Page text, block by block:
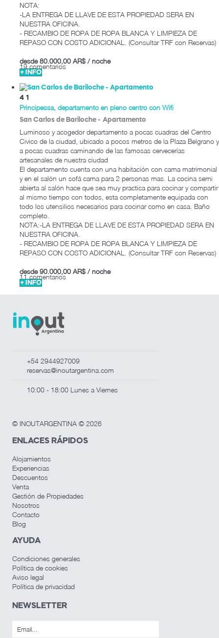
NOTA:
-LA ENTREGA DE LLAVE DE ESTA PROPIEDAD SERA EN
NUESTRA OFICINA.
- RECAMBIO DE ROPA DE ROPA BLANCA Y LIMPIEZA DE
REPASO CON COSTO ADICIONAL. (Consultar TRF con Reservas)
19 comentarios
desde 80.000,00 AR$ / noche
+ INFO
4 1
Principessa, departamento en pleno centro con Wifi
San Carlos de Bariloche - Apartamento
Luminoso y acogedor departamento a pocas cuadras del Centro
Civico de la ciudad, ubicado a pocos metros de la Plaza Belgrano y
a pocas cuadras caminando de las famosas cervecerías
artesanales de nuestra ciudad
El departamento cuenta con una habitación con cama matrimonial
y en el salón un sofá cama para 2 personas mas. La cocina semi
abierta al salón hace que sea muy practica para cocinar y compartir
al mismo tiempo con todos, esta completamente equipada con
todo los utensilios necesarios para cocinar como en casa. Baño
completo.
NOTA:-LA ENTREGA DE LLAVE DE ESTA PROPIEDAD SERA EN
NUESTRA OFICINA.
- RECAMBIO DE ROPA DE ROPA BLANCA Y LIMPIEZA DE
REPASO CON COSTO ADICIONAL. (Consultar TRF con Reservas)
11 comentarios
desde 90.000,00 AR$ / noche
+ INFO
+54 2944927009
reservas@inoutargentina.com
10:00 - 18:00 Lunes a Viernes
© INOUTARGENTINA © 2026
ENLACES RÁPIDOS
Alojamientos
Experiencias
Descuentos
Venta
Gestión de Propiedades
Nosotros
Contacto
Blog
AYUDA
Condiciones generales
Política de cookies
Aviso legal
Política de privacidad
NEWSLETTER